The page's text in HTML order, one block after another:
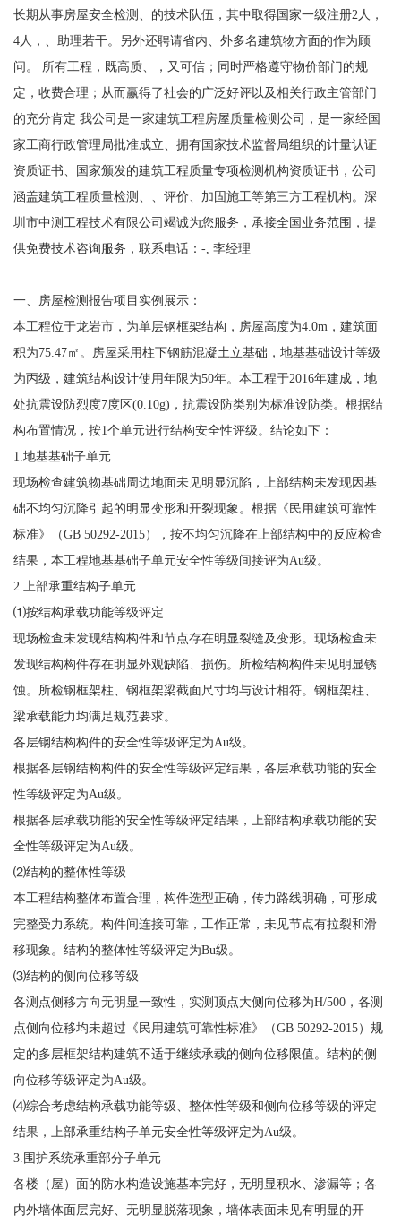
长期从事房屋安全检测、的技术队伍，其中取得国家一级注册2人，
4人，、助理若干。另外还聘请省内、外多名建筑物方面的作为顾
问。 所有工程，既高质、，又可信；同时严格遵守物价部门的规
定，收费合理；从而赢得了社会的广泛好评以及相关行政主管部门
的充分肯定 我公司是一家建筑工程房屋质量检测公司，是一家经国
家工商行政管理局批准成立、拥有国家技术监督局组织的计量认证
资质证书、国家颁发的建筑工程质量专项检测机构资质证书，公司
涵盖建筑工程质量检测、、评价、加固施工等第三方工程机构。深
圳市中测工程技术有限公司竭诚为您服务，承接全国业务范围，提
供免费技术咨询服务，联系电话：-, 李经理
一、房屋检测报告项目实例展示：
本工程位于龙岩市，为单层钢框架结构，房屋高度为4.0m，建筑面
积为75.47㎡。房屋采用柱下钢筋混凝土立基础，地基基础设计等级
为丙级，建筑结构设计使用年限为50年。本工程于2016年建成，地
处抗震设防烈度7度区(0.10g)，抗震设防类别为标准设防类。根据结
构布置情况，按1个单元进行结构安全性评级。结论如下：
1.地基基础子单元
现场检查建筑物基础周边地面未见明显沉陷，上部结构未发现因基
础不均匀沉降引起的明显变形和开裂现象。根据《民用建筑可靠性
标准》（GB 50292-2015），按不均匀沉降在上部结构中的反应检查
结果，本工程地基基础子单元安全性等级间接评为Au级。
2.上部承重结构子单元
⑴按结构承载功能等级评定
现场检查未发现结构构件和节点存在明显裂缝及变形。现场检查未
发现结构构件存在明显外观缺陷、损伤。所检结构构件未见明显锈
蚀。所检钢框架柱、钢框架梁截面尺寸均与设计相符。钢框架柱、
梁承载能力均满足规范要求。
各层钢结构构件的安全性等级评定为Au级。
根据各层钢结构构件的安全性等级评定结果，各层承载功能的安全
性等级评定为Au级。
根据各层承载功能的安全性等级评定结果，上部结构承载功能的安
全性等级评定为Au级。
⑵结构的整体性等级
本工程结构整体布置合理，构件选型正确，传力路线明确，可形成
完整受力系统。构件间连接可靠，工作正常，未见节点有拉裂和滑
移现象。结构的整体性等级评定为Bu级。
⑶结构的侧向位移等级
各测点侧移方向无明显一致性，实测顶点大侧向位移为H/500，各测
点侧向位移均未超过《民用建筑可靠性标准》（GB 50292-2015）规
定的多层框架结构建筑不适于继续承载的侧向位移限值。结构的侧
向位移等级评定为Au级。
⑷综合考虑结构承载功能等级、整体性等级和侧向位移等级的评定
结果，上部承重结构子单元安全性等级评定为Au级。
3.围护系统承重部分子单元
各楼（屋）面的防水构造设施基本完好，无明显积水、渗漏等；各
内外墙体面层完好、无明显脱落现象，墙体表面未见有明显的开